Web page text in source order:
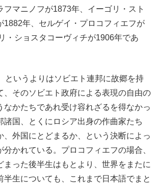
フマニノフが1873年、イーゴリ・スト
1882年、セルゲイ・プロコフィエフが
・ショスタコーヴィチが1906年であ
いうよりはソビエト連邦に故郷を持
、そのソビエト政府による表現の自由の
なかたちであれ受け容れざるを得なかっ
諸国、とくにロシア出身の作曲家たち
、外国にとどまるか、という決断によっ
分かれている。プロコフィエフの場合、
まった後半生はもとより、世界をまたに
半生についても、これまで日本語でまと